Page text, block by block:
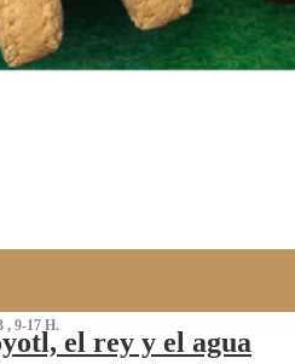
, 9-17 H.
el rey y el agua